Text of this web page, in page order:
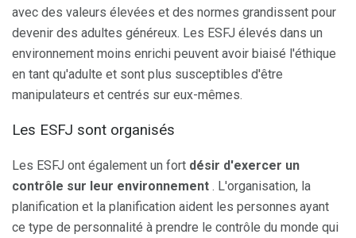
avec des valeurs élevées et des normes grandissent pour
devenir des adultes généreux. Les ESFJ élevés dans un
environnement moins enrichi peuvent avoir biaisé l'éthique
en tant qu'adulte et sont plus susceptibles d'être
manipulateurs et centrés sur eux-mêmes.
Les ESFJ sont organisés
Les ESFJ ont également un fort désir d'exercer un
contrôle sur leur environnement . L'organisation, la
planification et la planification aident les personnes ayant
ce type de personnalité à prendre le contrôle du monde qui